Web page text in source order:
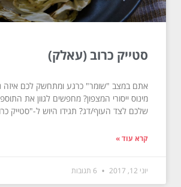
סטייק כרוב (עאלק)
אתם במצב "שומר" כרגע ומתחשק לכם איזה
מינוס ייסורי המצפון? מחפשים לגוון את
שלכם לצד העוף/דג? תגידו היוש ל-"סטייק
קרא עוד »
יוני 12, 2017